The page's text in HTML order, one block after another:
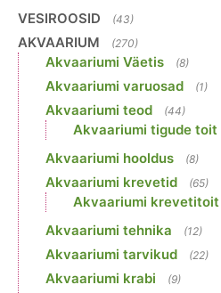
VESIROOSID (43)
AKVAARIUM (270)
Akvaariumi Väetis (8)
Akvaariumi varuosad (1)
Akvaariumi teod (44)
Akvaariumi tigude toit
Akvaariumi hooldus (8)
Akvaariumi krevetid (65)
Akvaariumi krevetitoit
Akvaariumi tehnika (12)
Akvaariumi tarvikud (22)
Akvaariumi krabi (9)